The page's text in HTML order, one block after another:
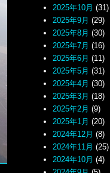
2025年10月 (31)
2025年9月 (29)
2025年8月 (30)
2025年7月 (16)
2025年6月 (11)
2025年5月 (31)
2025年4月 (30)
2025年3月 (18)
2025年2月 (9)
2025年1月 (20)
2024年12月 (8)
2024年11月 (25)
2024年10月 (4)